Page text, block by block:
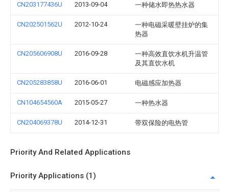
CN203177436U 2013-09-04 一种储水即热热水器
CN202501562U 2012-10-24
一种电磁采暖壁挂炉的集
热器
CN205606908U 2016-09-28
一种高效直饮水机升温管
及其直饮水机
CN205283858U 2016-06-01 电磁感应加热器
CN104654560A 2015-05-27 一种热水器
CN204069378U 2014-12-31 带双保险的电热管
Priority And Related Applications
Priority Applications (1)